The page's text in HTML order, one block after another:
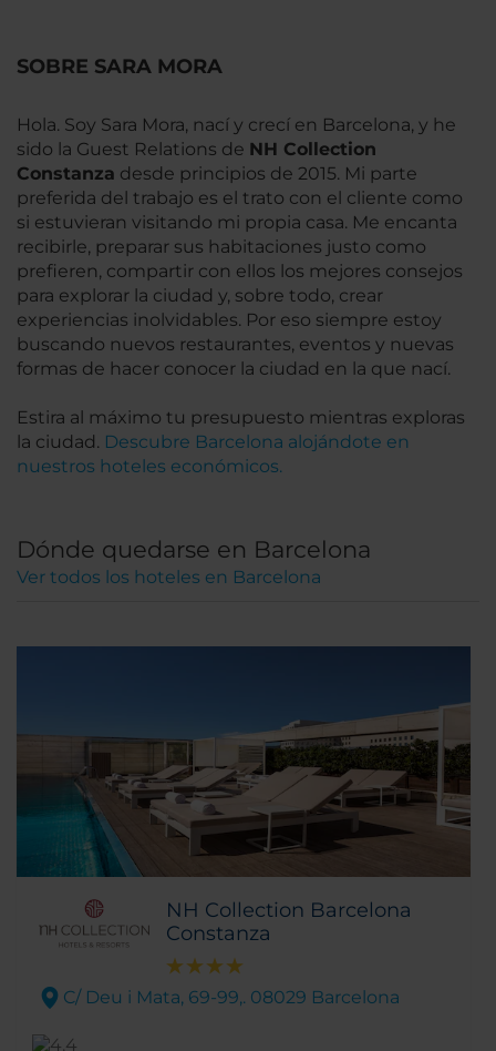
SOBRE SARA MORA
Hola. Soy Sara Mora, nací y crecí en Barcelona, y he
sido la Guest Relations de NH Collection
Constanza desde principios de 2015. Mi parte
preferida del trabajo es el trato con el cliente como
si estuvieran visitando mi propia casa. Me encanta
recibirle, preparar sus habitaciones justo como
prefieren, compartir con ellos los mejores consejos
para explorar la ciudad y, sobre todo, crear
experiencias inolvidables. Por eso siempre estoy
buscando nuevos restaurantes, eventos y nuevas
formas de hacer conocer la ciudad en la que nací.
Estira al máximo tu presupuesto mientras exploras
la ciudad. Descubre Barcelona alojándote en
nuestros hoteles económicos.
Dónde quedarse en Barcelona
Ver todos los hoteles en Barcelona
NH Collection Barcelona
Constanza
C/ Deu i Mata, 69-99,. 08029 Barcelona